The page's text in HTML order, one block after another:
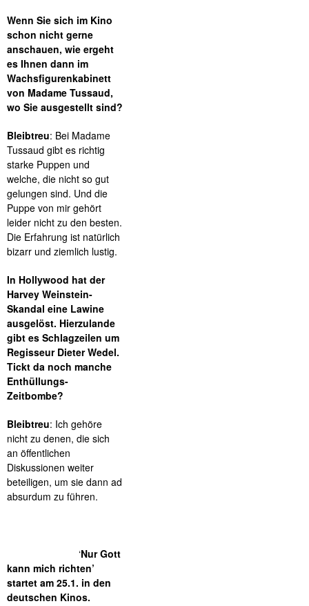
Wenn Sie sich im Kino
schon nicht gerne
anschauen, wie ergeht
es Ihnen dann im
Wachsfigurenkabinett
von Madame Tussaud,
wo Sie ausgestellt sind?
Bleibtreu: Bei Madame
Tussaud gibt es richtig
starke Puppen und
welche, die nicht so gut
gelungen sind. Und die
Puppe von mir gehört
leider nicht zu den besten.
Die Erfahrung ist natürlich
bizarr und ziemlich lustig.
In Hollywood hat der
Harvey Weinstein-
Skandal eine Lawine
ausgelöst. Hierzulande
gibt es Schlagzeilen um
Regisseur Dieter Wedel.
Tickt da noch manche
Enthüllungs-
Zeitbombe?
Bleibtreu: Ich gehöre
nicht zu denen, die sich
an öffentlichen
Diskussionen weiter
beteiligen, um sie dann ad
absurdum zu führen.
‘Nur Gott
kann mich richten’
startet am 25.1. in den
deutschen Kinos.